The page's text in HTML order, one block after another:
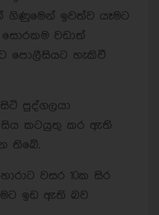
ගිණුමෙන් ඉවත්ව යෑමට
වඩාත්
පොලීසියට හැකිවී
පුද්ගලයා
කටයුතු කර ඇති
තිබේ.
වසර 10ක සිර
ඉඩ ඇති බව